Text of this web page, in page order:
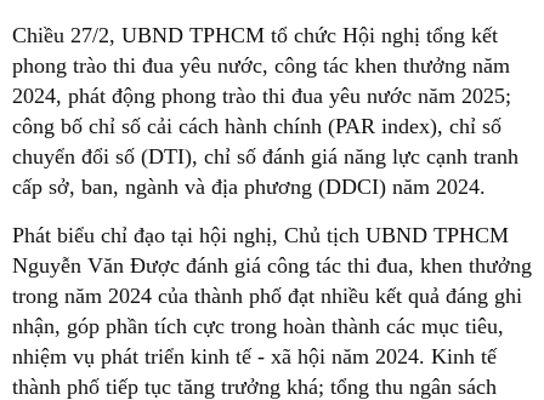
Chiều 27/2, UBND TPHCM tổ chức Hội nghị tổng kết
phong trào thi đua yêu nước, công tác khen thưởng năm
2024, phát động phong trào thi đua yêu nước năm 2025;
công bố chỉ số cải cách hành chính (PAR index), chỉ số
chuyển đổi số (DTI), chỉ số đánh giá năng lực cạnh tranh
cấp sở, ban, ngành và địa phương (DDCI) năm 2024.
Phát biểu chỉ đạo tại hội nghị, Chủ tịch UBND TPHCM
Nguyễn Văn Được đánh giá công tác thi đua, khen thưởng
trong năm 2024 của thành phố đạt nhiều kết quả đáng ghi
nhận, góp phần tích cực trong hoàn thành các mục tiêu,
nhiệm vụ phát triển kinh tế - xã hội năm 2024. Kinh tế
thành phố tiếp tục tăng trưởng khá; tổng thu ngân sách